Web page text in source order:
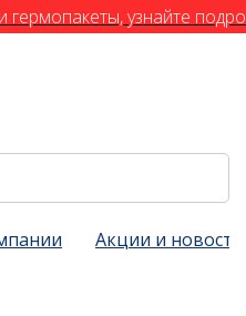
гермопакеты, узнайте
Акции и новости